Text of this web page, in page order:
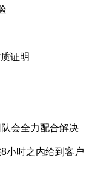
证明
会全力配合解决
小时之内给到客户